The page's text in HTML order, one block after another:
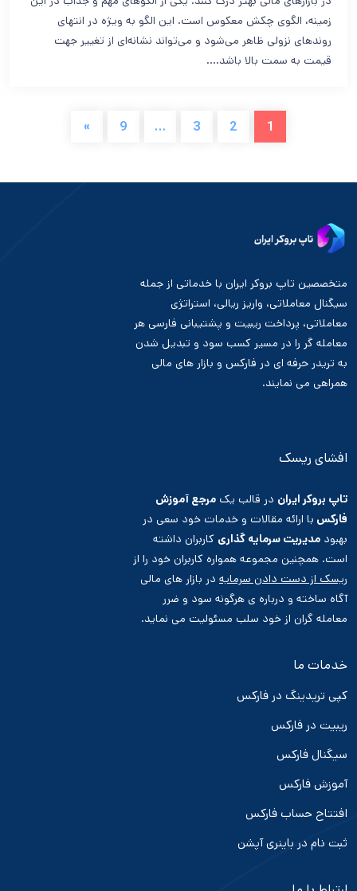
زمینه، الگوی چکش معکوس است. این الگو به ویژه در انتهای
روندهای نزولی ظاهر می‌شود و می‌تواند نشانه‌ای از تغییر جهت
قیمت به سمت بالا باشد.…
1
2
3
…
9
»
متخصصین تاپ بروکر ایران با خدماتی از جمله
سیگنال معاملاتی، واریز ریالی، استراتژی
معاملاتی، پرداخت ریبیت و پشتیبانی فارسی هر
معامله گر را در مسیر کسب سود و تبدیل شدن
به تریدر حرفه ای در فارکس و بازار های مالی
همراهی می نمایند.
افشای ریسک
تاپ بروکر ایران در قالب یک مرجع آموزش
فارکس با ارائه مقالات و خدمات خود سعی در
بهبود مدیریت سرمایه گذاری کاربران داشته
است. همچنین مجموعه همواره کاربران خود را از
ریسک از دست دادن سرمایه در بازار های مالی
آگاه ساخته و درباره ی هرگونه سود و ضرر
معامله گران از خود سلب مسئولیت می نماید.
خدمات ما
کپی تریدینگ در فارکس
ریبیت در فارکس
سیگنال فارکس
آموزش فارکس
افتتاح حساب فارکس
ثبت نام در باینری آپشن